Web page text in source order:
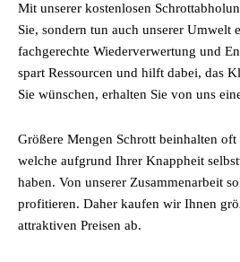
Mit unserer kostenlosen
Sie, sondern tun auch unserer Umwelt
fachgerechte Wiederverwertung und
spart Ressourcen und hilft dabei, das
Sie wünschen, erhalten Sie von uns
Größere Mengen Schrott beinhalten
welche aufgrund Ihrer Knappheit
haben. Von unserer Zusammenarbeit
profitieren. Daher kaufen wir Ihnen
attraktiven Preisen ab.